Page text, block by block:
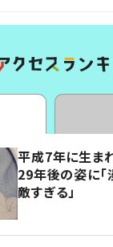
平成7年に生ま
29年後の姿に「
敵すぎる」